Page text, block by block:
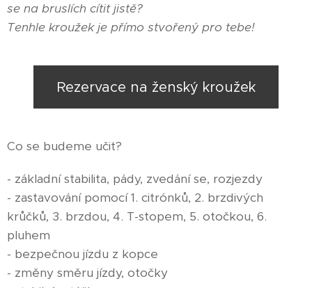
se na bruslích cítit jistě?
Tenhle kroužek je přímo stvořený pro tebe!
Rezervace na ženský kroužek
Co se budeme učit?
- základní stabilita, pády, zvedání se, rozjezdy
- zastavování pomocí 1. citrónků, 2. brzdivých
krůčků, 3. brzdou, 4. T-stopem, 5. otočkou, 6.
pluhem
- bezpečnou jízdu z kopce
- změny směru jízdy, otočky